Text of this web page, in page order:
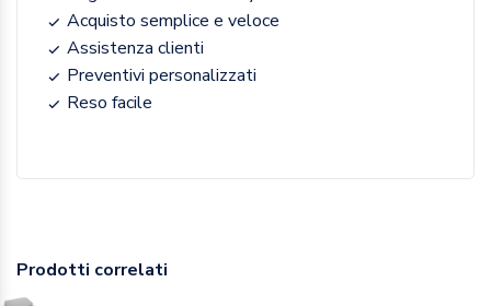
Acquisto semplice e veloce
Assistenza clienti
Preventivi personalizzati
Reso facile
Prodotti correlati